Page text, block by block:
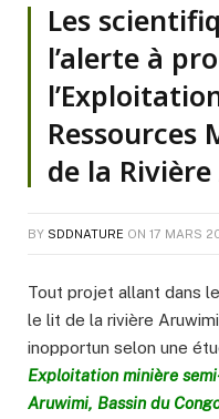
Les
l’alerte à
Ressources
de la
BY SDDNATURE ON 17 MARS
Tout projet allant dans
le lit de la rivière
inopportun selon une
Exploitation minière
Aruwimi, Bassin du